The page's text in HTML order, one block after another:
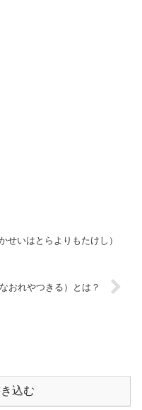
せいはとらよりもたけし）
おれやつきる）とは？
込む